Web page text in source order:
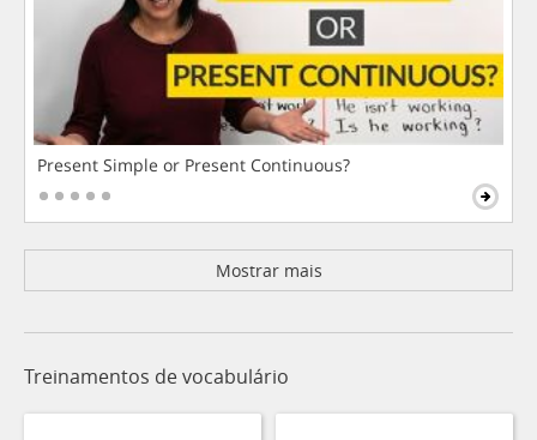
Present Simple or Present Continuous?
Mostrar mais
Treinamentos de vocabulário